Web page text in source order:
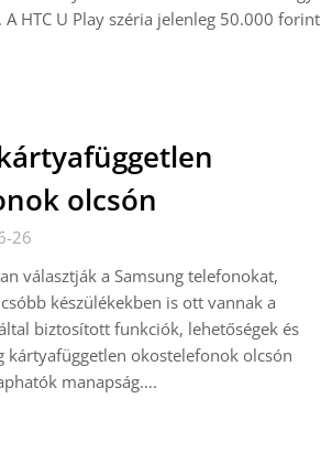
HTC U Play széria jelenleg 50.000 forint
olcsón
26
választják a Samsung telefonokat,
készülékekben is ott vannak a
biztosított funkciók, lehetőségek és
kártyafüggetlen okostelefonok olcsón
manapság….